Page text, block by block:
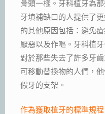
骨頭一樣。牙科植牙為
牙填補缺口的人提供了
的其他原因包括：避免
厭惡以及作嘔。牙科植
對於那些失去了許多牙
可移動替換物的人們，
假牙的支架。
作為獲取植牙的標準規程